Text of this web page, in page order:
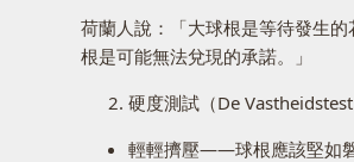
荷蘭人說：「大球根是等待發生的
根是可能無法兌現的承諾。」
硬度測試（De Vastheidstest
輕輕擠壓——球根應該堅如